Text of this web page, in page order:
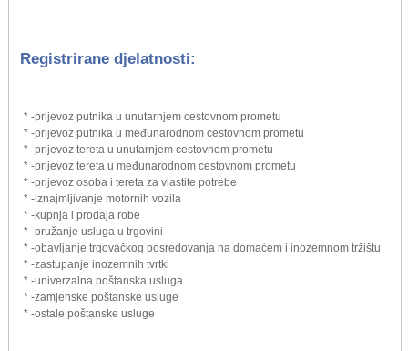
Registrirane djelatnosti:
* -prijevoz putnika u unutarnjem cestovnom prometu
* -prijevoz putnika u međunarodnom cestovnom prometu
* -prijevoz tereta u unutarnjem cestovnom prometu
* -prijevoz tereta u međunarodnom cestovnom prometu
* -prijevoz osoba i tereta za vlastite potrebe
* -iznajmljivanje motornih vozila
* -kupnja i prodaja robe
* -pružanje usluga u trgovini
* -obavljanje trgovačkog posredovanja na domaćem i inozemnom tržištu
* -zastupanje inozemnih tvrtki
* -univerzalna poštanska usluga
* -zamjenske poštanske usluge
* -ostale poštanske usluge